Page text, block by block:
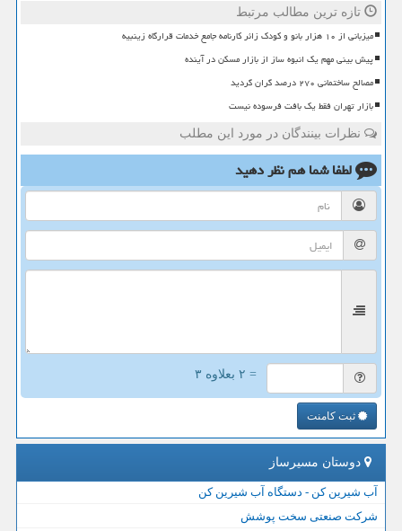
تازه ترین مطالب مرتبط
میزبانی از ۱۰ هزار بانو و کودک زائر کارنامه جامع خدمات قرارگاه زینبیه
پیش بینی مهم یک انبوه ساز از بازار مسکن در آینده
مصالح ساختمانی ۲۷۰ درصد گران گردید
بازار تهران فقط یک بافت فرسوده نیست
نظرات بینندگان در مورد این مطلب
لطفا شما همنظر دهید
= ۲ بعلاوه ۳
ثبت کامنت
دوستان مسیرساز
آب شیرین کن - دستگاه آب شیرین کن
شرکت صنعتی سخت پوشش